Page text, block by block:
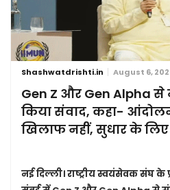
Shashwatdrishti.in August 6,
Gen Z और Gen Alpha
किया संवाद, कहा-
खिलाफ नहीं, सुधार के लिए
नई दिल्ली।राष्ट्रीय स्वयंसेवक संघ